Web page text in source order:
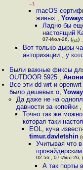
–1
macOS
живых ,
Ладно бы
настоящий
07-Июл-26, (64)
Вот только дыры
авторизации , у
Были важные фиксы
OUTDOOR 5925 ,
Все эти dd-wrt и
было дешевых о,
Да даже не на
давности за копейки ,
Точно так же
которая таки
EOL, куча
timur.davletshin
Учитывая что
02:56 , 07-Июл-26, (
А так порты